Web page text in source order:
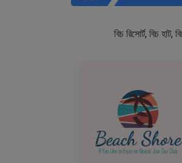
বিচ রিসোর্ট, বিচ